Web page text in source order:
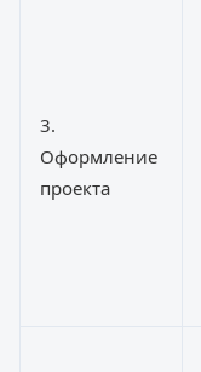
3.
Оформление
проекта